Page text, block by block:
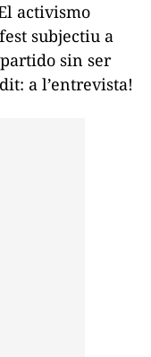
activismo
subjectiu a
sin ser
a l’entrevista!